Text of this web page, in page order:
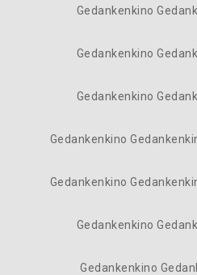
Gedankenkino
Gedankenkino
Gedankenkino
Gedankenkino
Gedankenkino
Gedankenkino
Gedankenkino